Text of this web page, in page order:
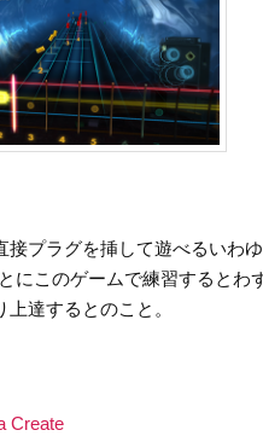
接プラグを挿して遊べるいわ
にこのゲームで練習するとわ
達するとのこと。
Create